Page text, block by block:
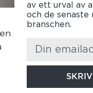
av ett urval av
och de senaste
branschen.